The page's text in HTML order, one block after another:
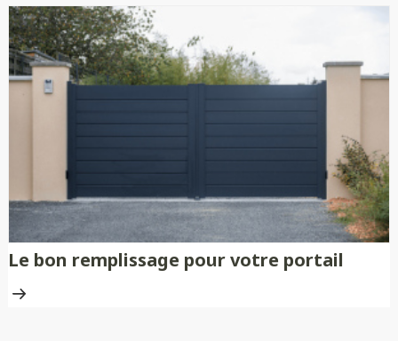
Le bon remplissage pour votre portail